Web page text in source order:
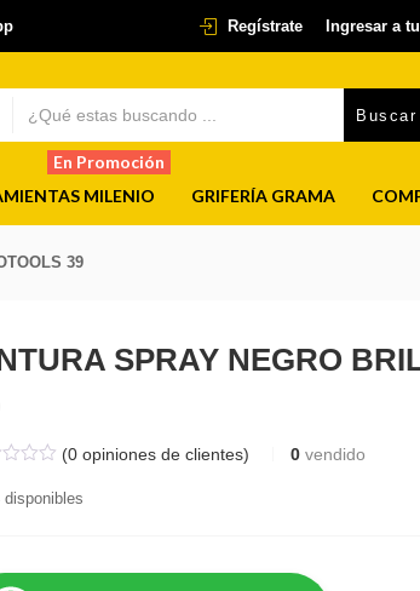
Regístrate Ingresar a
Buscar
En Promoción
MILENIO
GRIFERÍA GRAMA
39
SPRAY NEGRO
(0 opiniones de clientes) 0 vendido
disponibles